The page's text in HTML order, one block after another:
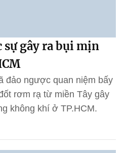
gây ra bụi mịn
đảo ngược quan niệm bấy
rơm rạ từ miền Tây gây
không khí ở TP.HCM.